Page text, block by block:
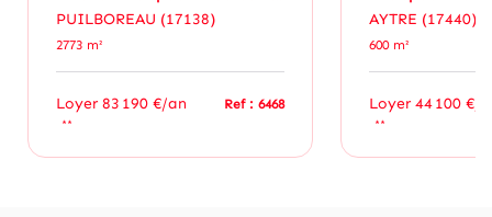
PUILBOREAU (17138)
2773 m²
Loyer 83 190 €/an
**
Ref : 6468
AYTRE (17440)
600 m²
Loyer 44 100 €/
**